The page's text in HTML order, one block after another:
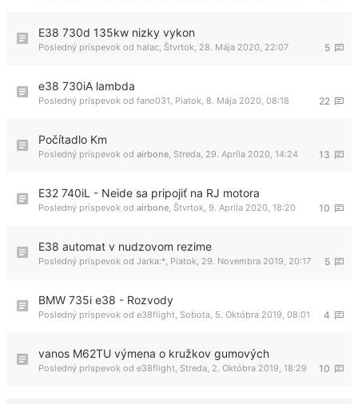
E38 730d 135kw nizky vykon
5
Posledný príspevok od halac Štvrtok, 28. Mája 2020, 22:07
e38 730iA lambda
22
Posledný príspevok od fano031 Piatok, 8. Mája 2020, 08:18
Počítadlo Km
13
Posledný príspevok od airbone Streda, 29. Apríla 2020, 14:24
E32 740iL - Neide sa pripojiť na RJ motora
10
Posledný príspevok od airbone Štvrtok, 9. Apríla 2020, 18:20
E38 automat v nudzovom rezime
5
Posledný príspevok od Jarka:* Piatok, 29. Novembra 2019, 20:17
BMW 735i e38 - Rozvody
4
Posledný príspevok od e38flight Sobota, 5. Októbra 2019, 08:01
vanos M62TU výmena o kružkov gumových
10
Posledný príspevok od e38flight Streda, 2. Októbra 2019, 18:29